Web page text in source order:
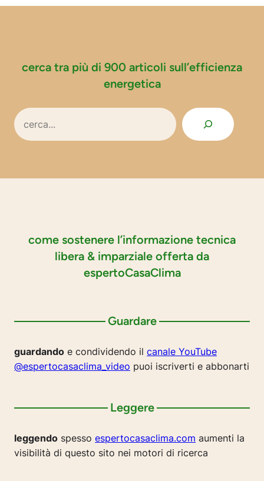
cerca tra più di 900 articoli sull’efficienza
energetica
Search
come sostenere l’informazione tecnica
libera & imparziale offerta da
espertoCasaClima
Guardare
guardando e condividendo il canale YouTube
@espertocasaclima_video puoi iscriverti e abbonarti
Leggere
leggendo spesso espertocasaclima.com aumenti la
visibilità di questo sito nei motori di ricerca